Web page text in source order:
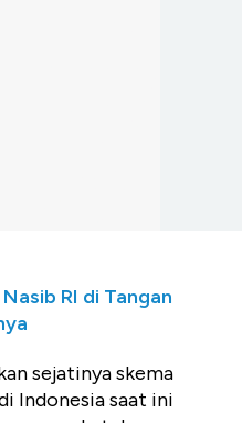
RI di Tangan
sejatinya skema
Indonesia saat ini